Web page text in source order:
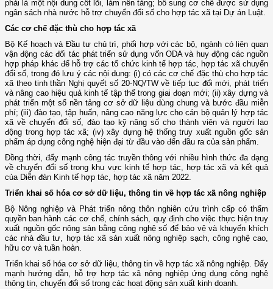
phải là một nội dung cốt lõi, làm nền tảng; bổ sung cơ chế được sử dụng
ngân sách nhà nước hỗ trợ chuyển đổi số cho hợp tác xã tại Dự án Luật.
Các cơ chế đặc thù cho hợp tác xã
Bộ Kế hoạch và Đầu tư chủ trì, phối hợp với các bộ, ngành có liên quan
vận động các đối tác phát triển sử dụng vốn ODA và huy động các nguồn
hợp pháp khác để hỗ trợ các tổ chức kinh tế hợp tác, hợp tác xã chuyển
đổi số, trong đó lưu ý các nội dung: (i) có các cơ chế đặc thù cho hợp tác
xã theo tinh thần Nghị quyết số 20-NQ/TW về tiếp tục đổi mới, phát triển
và nâng cao hiệu quả kinh tế tập thể trong giai đoạn mới; (ii) xây dựng và
phát triển một số nền tảng cơ sở dữ liệu dùng chung và bước đầu miễn
phí; (iii) đào tạo, tập huấn, nâng cao năng lực cho cán bộ quản lý hợp tác
xã về chuyển đổi số, đào tạo kỹ năng số cho thành viên và người lao
động trong hợp tác xã; (iv) xây dựng hệ thống truy xuất nguồn gốc sản
phẩm áp dụng công nghệ hiện đại từ đầu vào đến đầu ra của sản phẩm.
Đồng thời, đẩy mạnh công tác truyền thông với nhiều hình thức đa dạng
về chuyển đổi số trong khu vực kinh tế hợp tác, hợp tác xã và kết quả
của Diễn đàn Kinh tế hợp tác, hợp tác xã năm 2022.
Triển khai số hóa cơ sở dữ liệu, thông tin về hợp tác xã nông nghiệp
Bộ Nông nghiệp và Phát triển nông thôn nghiên cứu trình cấp có thẩm
quyền ban hành các cơ chế, chính sách, quy định cho việc thực hiện truy
xuất nguồn gốc nông sản bằng công nghệ số để bảo vệ và khuyến khích
các nhà đầu tư, hợp tác xã sản xuất nông nghiệp sạch, công nghệ cao,
hữu cơ và tuần hoàn.
Triển khai số hóa cơ sở dữ liệu, thông tin về hợp tác xã nông nghiệp. Đẩy
mạnh hướng dẫn, hỗ trợ hợp tác xã nông nghiệp ứng dụng công nghệ
thông tin, chuyển đổi số trong các hoạt động sản xuất kinh doanh.